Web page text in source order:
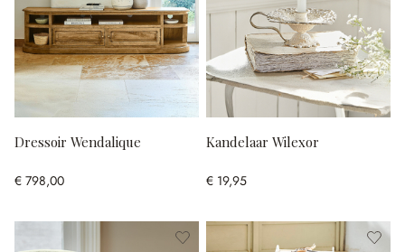
Dressoir Wendalique
€ 798,00
Kandelaar Wilexor
€ 19,95